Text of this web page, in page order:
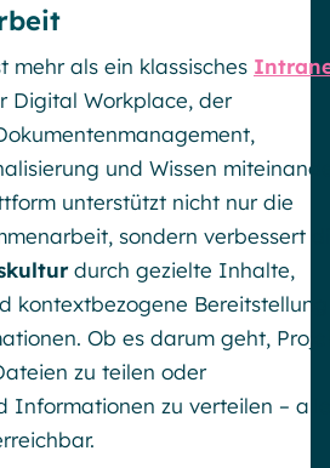
mehr als ein klassisches
Digital Workplace, der
und Wissen
unterstützt nicht nur die
sondern verbessert
durch gezielte Inhalte,
kontextbezogene Bereitstellung
Ob es darum geht,
zu teilen oder
Informationen zu verteilen –